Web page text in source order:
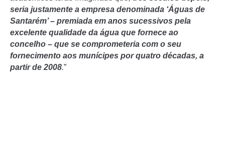
seria justamente a empresa denominada ‘Águas de
Santarém’ – premiada em anos sucessivos pela
excelente qualidade da água que fornece ao
concelho – que se comprometeria com o seu
fornecimento aos munícipes por quatro décadas, a
partir de 2008.”